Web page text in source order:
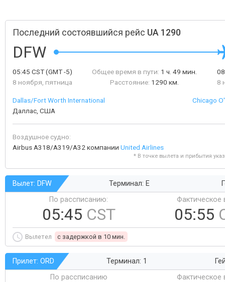
Последний состоявшийся рейс UA 1290
DFW
05:45 CST(GMT -5)
8 ноября, пятница
Общее время в пути: 1 ч. 49 мин.
Расстояние: 1290 км.
8
Dallas/Fort Worth International
Даллас, США
Chicago
Воздушное судно:
Airbus A318/A319/A32 компании United Airlines
* В точке вылета и прибытия
Вылет: DFW Терминал: E
По рассписанию:
05:45 CST
Фактическое
05:55
Вылетел c задержкой в 10 мин.
Прилет: ORD Терминал: 1
По рассписанию
Фактическое